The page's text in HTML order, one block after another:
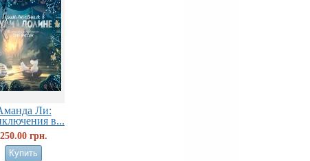
Ли:
в...
250.00 грн.